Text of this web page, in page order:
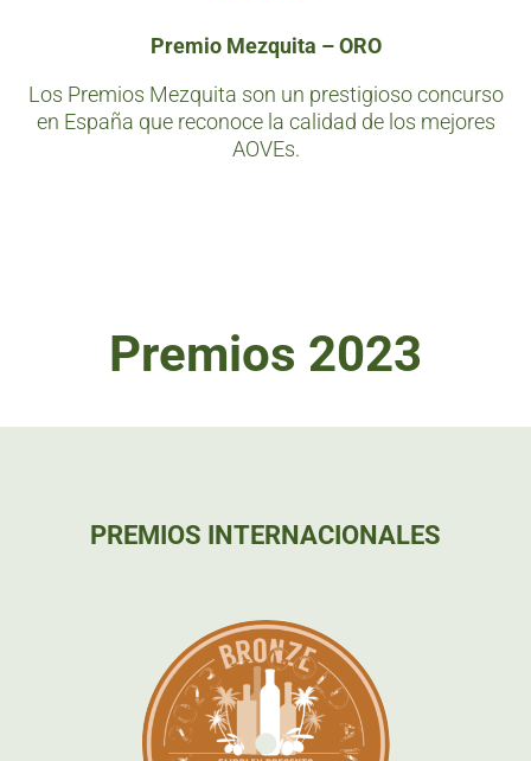
Premio Mezquita – ORO
Los Premios Mezquita son un prestigioso concurso
en España que reconoce la calidad de los mejores
AOVEs.
Premios 2023
PREMIOS INTERNACIONALES